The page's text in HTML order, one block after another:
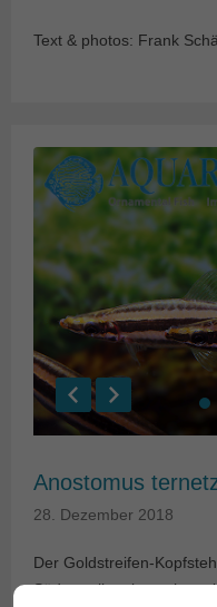
Text & photos: Frank
Anostomus
28. Dezember 2018
Der Goldstreifen-
Südamerika eine sehr